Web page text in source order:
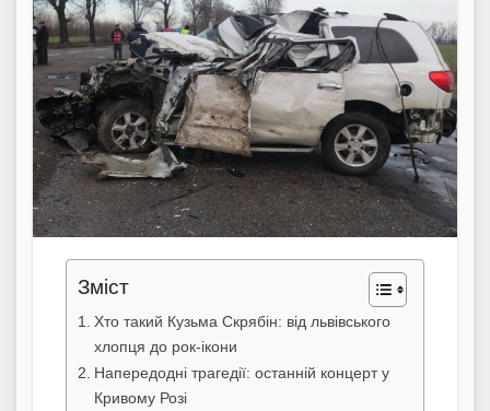
Зміст
Хто такий Кузьма Скрябін: від львівського
хлопця до рок-ікони
Напередодні трагедії: останній концерт у
Кривому Розі